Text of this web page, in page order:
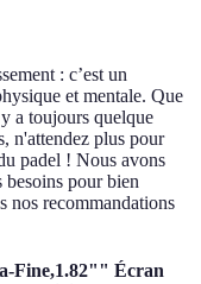
: c’est un
et mentale. Que
a toujours quelque
n'attendez plus pour
padel ! Nous avons
besoins pour bien
nos recommandations
Fine,1.82"" Écran